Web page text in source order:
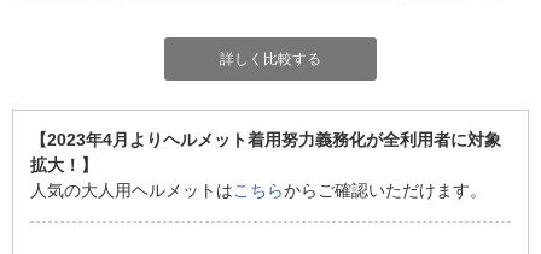
詳しく比較する
【2023年4月よりヘルメット着用努力義務化が全利用者に対象
拡大！】
人気の大人用ヘルメットはこちらからご確認いただけます。